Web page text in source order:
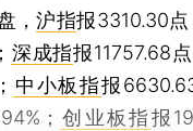
，沪指报3310.30点
深成指报11757.68
中小板指报
； 创业板指报